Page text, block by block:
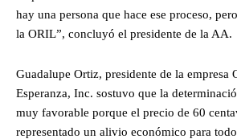
hay una persona que hace ese proceso,
la ORIL”, concluyó el presidente de la AA.
Guadalupe Ortiz, presidente de la empresa
Esperanza, Inc. sostuvo que la
muy favorable porque el precio de 60
representado un alivio económico para